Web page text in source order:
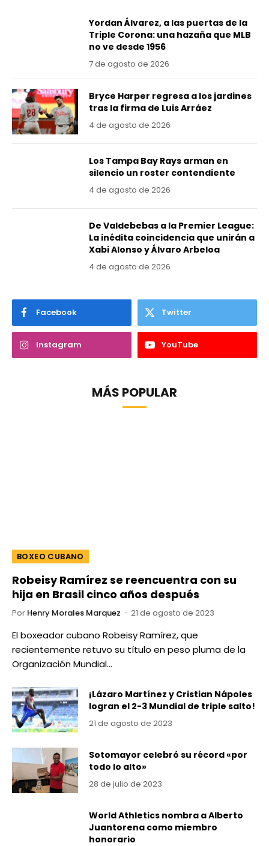
Yordan Álvarez, a las puertas de la
Triple Corona: una hazaña que MLB
no ve desde 1956
7 de agosto de 2026
Bryce Harper regresa a los jardines
tras la firma de Luis Arráez
4 de agosto de 2026
Los Tampa Bay Rays arman en
silencio un roster contendiente
4 de agosto de 2026
De Valdebebas a la Premier League:
La inédita coincidencia que unirán a
Xabi Alonso y Álvaro Arbeloa
4 de agosto de 2026
Facebook Twitter
Instagram YouTube
MÁS POPULAR
BOXEO CUBANO
Robeisy Ramírez se reencuentra con su
hija en Brasil cinco años después
Por Henry Morales Marquez 21 de agosto de 2023
El boxeador cubano Robeisy Ramírez, que
recientemente retuvo su título en peso pluma de la
Organización Mundial…
¡Lázaro Martínez y Cristian Nápoles
logran el 2-3 Mundial de triple salto!
21 de agosto de 2023
Sotomayor celebró su récord «por
todo lo alto»
28 de julio de 2023
World Athletics nombra a Alberto
Juantorena como miembro
honorario